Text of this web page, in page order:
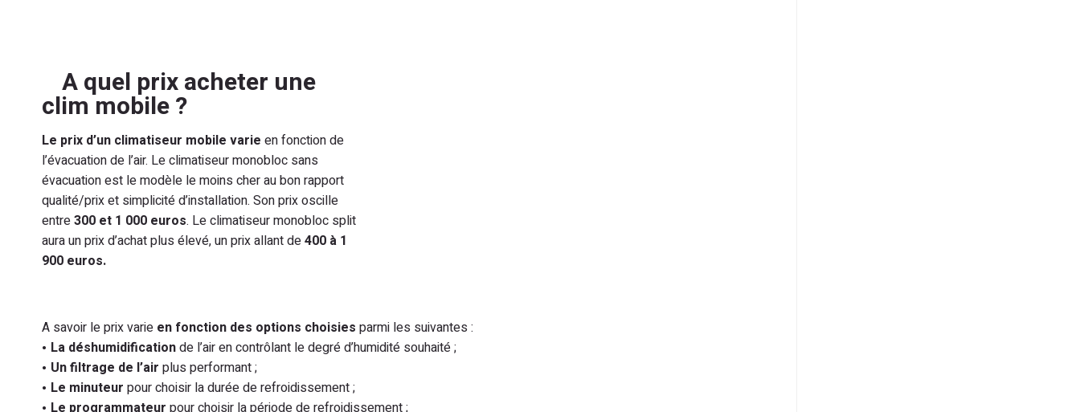
A quel prix acheter une
clim mobile ?
Le prix d’un climatiseur mobile varie en fonction de
l’évacuation de l’air. Le climatiseur monobloc sans
évacuation est le modèle le moins cher au bon rapport
qualité/prix et simplicité d’installation. Son prix oscille
entre300 et 1 000 euros. Le climatiseur monobloc split
aura un prix d’achat plus élevé, un prix allant de400 à 1
900 euros.
A savoir le prix varie en fonction des options choisies parmi les suivantes :
La déshumidificationde l’air en contrôlant le degré d’humidité souhaité ;
Un filtrage de l’air plus performant ;
Le minuteur pour choisir la durée de refroidissement ;